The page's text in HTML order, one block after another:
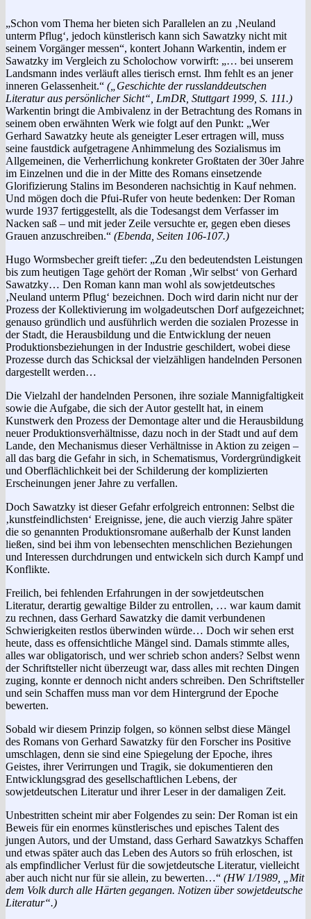
„Schon vom Thema her bieten sich Parallelen an zu ‚Neuland
unterm Pflug‘, jedoch künstlerisch kann sich Sawatzky nicht mit
seinem Vorgänger messen“, kontert Johann Warkentin, indem er
Sawatzky im Vergleich zu Scholochow vorwirft: „… bei unserem
Landsmann indes verläuft alles tierisch ernst. Ihm fehlt es an jener
inneren Gelassenheit.“ („Geschichte der russlanddeutschen
Literatur aus persönlicher Sicht“, LmDR, Stuttgart 1999, S. 111.)
Warkentin bringt die Ambivalenz in der Betrachtung des Romans in
seinem oben erwähnten Werk wie folgt auf den Punkt: „Wer
Gerhard Sawatzky heute als geneigter Leser ertragen will, muss
seine faustdick aufgetragene Anhimmelung des Sozialismus im
Allgemeinen, die Verherrlichung konkreter Großtaten der 30er Jahre
im Einzelnen und die in der Mitte des Romans einsetzende
Glorifizierung Stalins im Besonderen nachsichtig in Kauf nehmen.
Und mögen doch die Pfui-Rufer von heute bedenken: Der Roman
wurde 1937 fertiggestellt, als die Todesangst dem Verfasser im
Nacken saß – und mit jeder Zeile versuchte er, gegen eben dieses
Grauen anzuschreiben.“ (Ebenda, Seiten 106-107.)
Hugo Wormsbecher greift tiefer: „Zu den bedeutendsten Leistungen
bis zum heutigen Tage gehört der Roman ‚Wir selbst‘ von Gerhard
Sawatzky… Den Roman kann man wohl als sowjetdeutsches
‚Neuland unterm Pflug‘ bezeichnen. Doch wird darin nicht nur der
Prozess der Kollektivierung im wolgadeutschen Dorf aufgezeichnet;
genauso gründlich und ausführlich werden die sozialen Prozesse in
der Stadt, die Herausbildung und die Entwicklung der neuen
Produktionsbeziehungen in der Industrie geschildert, wobei diese
Prozesse durch das Schicksal der vielzähligen handelnden Personen
dargestellt werden…
Die Vielzahl der handelnden Personen, ihre soziale Mannigfaltigkeit
sowie die Aufgabe, die sich der Autor gestellt hat, in einem
Kunstwerk den Prozess der Demontage alter und die Herausbildung
neuer Produktionsverhältnisse, dazu noch in der Stadt und auf dem
Lande, den Mechanismus dieser Verhältnisse in Aktion zu zeigen –
all das barg die Gefahr in sich, in Schematismus, Vordergründigkeit
und Oberflächlichkeit bei der Schilderung der komplizierten
Erscheinungen jener Jahre zu verfallen.
Doch Sawatzky ist dieser Gefahr erfolgreich entronnen: Selbst die
‚kunstfeindlichsten‘ Ereignisse, jene, die auch vierzig Jahre später
die so genannten Produktionsromane außerhalb der Kunst landen
ließen, sind bei ihm von lebensechten menschlichen Beziehungen
und Interessen durchdrungen und entwickeln sich durch Kampf und
Konflikte.
Freilich, bei fehlenden Erfahrungen in der sowjetdeutschen
Literatur, derartig gewaltige Bilder zu entrollen, … war kaum damit
zu rechnen, dass Gerhard Sawatzky die damit verbundenen
Schwierigkeiten restlos überwinden würde… Doch wir sehen erst
heute, dass es offensichtliche Mängel sind. Damals stimmte alles,
alles war obligatorisch, und wer schrieb schon anders? Selbst wenn
der Schriftsteller nicht überzeugt war, dass alles mit rechten Dingen
zuging, konnte er dennoch nicht anders schreiben. Den Schriftsteller
und sein Schaffen muss man vor dem Hintergrund der Epoche
bewerten.
Sobald wir diesem Prinzip folgen, so können selbst diese Mängel
des Romans von Gerhard Sawatzky für den Forscher ins Positive
umschlagen, denn sie sind eine Spiegelung der Epoche, ihres
Geistes, ihrer Verirrungen und Tragik, sie dokumentieren den
Entwicklungsgrad des gesellschaftlichen Lebens, der
sowjetdeutschen Literatur und ihrer Leser in der damaligen Zeit.
Unbestritten scheint mir aber Folgendes zu sein: Der Roman ist ein
Beweis für ein enormes künstlerisches und episches Talent des
jungen Autors, und der Umstand, dass Gerhard Sawatzkys Schaffen
und etwas später auch das Leben des Autors so früh erloschen, ist
als empfindlicher Verlust für die sowjetdeutsche Literatur, vielleicht
aber auch nicht nur für sie allein, zu bewerten…“ (HW 1/1989, „Mit
dem Volk durch alle Härten gegangen. Notizen über sowjetdeutsche
Literatur“.)